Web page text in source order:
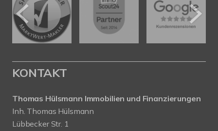
KONTAKT
Thomas Hülsmann Immobilien und Finanzierungen
Inh. Thomas Hülsmann
Lübbecker Str. 1